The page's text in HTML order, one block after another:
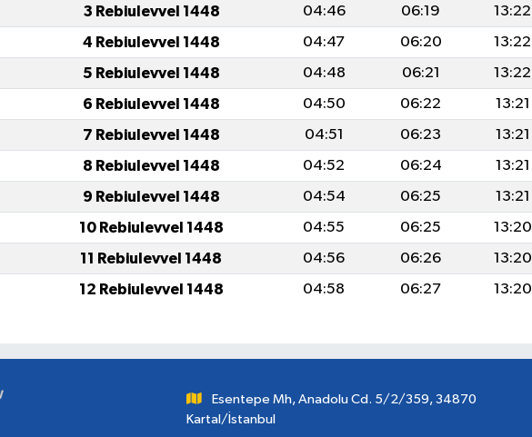
3 Rebiulevvel 1448 04:46 06:19 13:22
4 Rebiulevvel 1448 04:47 06:20 13:22
5 Rebiulevvel 1448 04:48 06:21 13:22
6 Rebiulevvel 1448 04:50 06:22 13:21
7 Rebiulevvel 1448 04:51 06:23 13:21
8 Rebiulevvel 1448 04:52 06:24 13:21
9 Rebiulevvel 1448 04:54 06:25 13:21
10 Rebiulevvel 1448 04:55 06:25 13:20
11 Rebiulevvel 1448 04:56 06:26 13:20
12 Rebiulevvel 1448 04:58 06:27 13:20
Esentepe Mh, Anadolu Cd. 5/2/359, 34870
Kartal/İstanbul